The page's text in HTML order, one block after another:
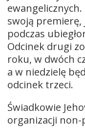
swoją premierę,
podczas
Odcinek drugi
roku, w dwóch
a w niedzielę
odcinek trzeci.
Świadkowie
organizacji